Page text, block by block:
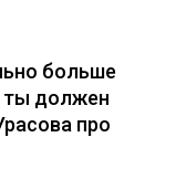
больше
ты должен
про